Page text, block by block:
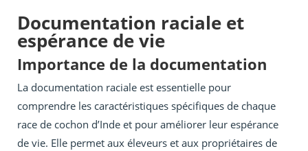
Documentation raciale et
espérance de vie
Importance de la documentation
La documentation raciale est essentielle pour
comprendre les caractéristiques spécifiques de chaque
race de cochon d’Inde et pour améliorer leur espérance
de vie. Elle permet aux éleveurs et aux propriétaires de